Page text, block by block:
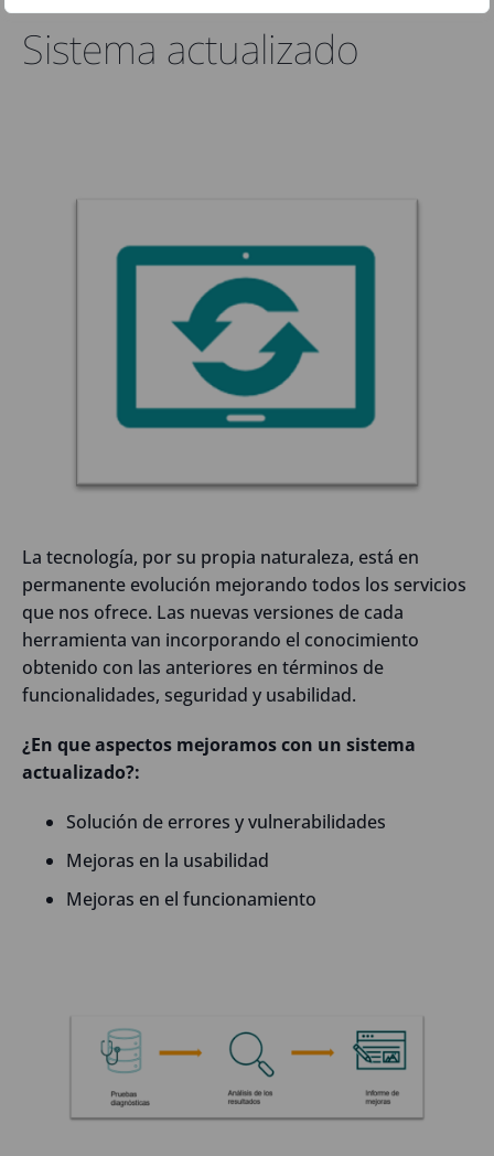
Sistema actualizado
La tecnología, por su propia naturaleza, está en
permanente evolución mejorando todos los servicios
que nos ofrece. Las nuevas versiones de cada
herramienta van incorporando el conocimiento
obtenido con las anteriores en términos de
funcionalidades, seguridad y usabilidad.
¿En que aspectos mejoramos con un sistema
actualizado?:
Solución de errores y vulnerabilidades
Mejoras en la usabilidad
Mejoras en el funcionamiento